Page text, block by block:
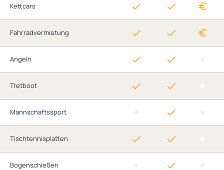
Kettcars
Fahrradvermietung
Angeln
Tretboot
Mannschaftssport
Tischtennisplatten
Bogenschießen